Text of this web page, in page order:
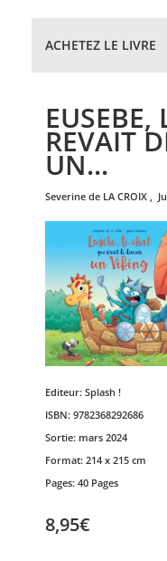
ACHETEZ LE LIVRE
EUSEBE,
REVAIT
UN...
severine de LA CROIX ,
Editeur: Splash !
ISBN: 9782368292686
Sortie: mars 2024
Format: 214 x 215 cm
Pages: 40 Pages
8,95€